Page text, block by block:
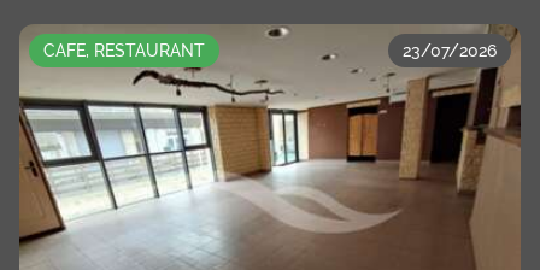
CAFE, RESTAURANT 23/07/2026